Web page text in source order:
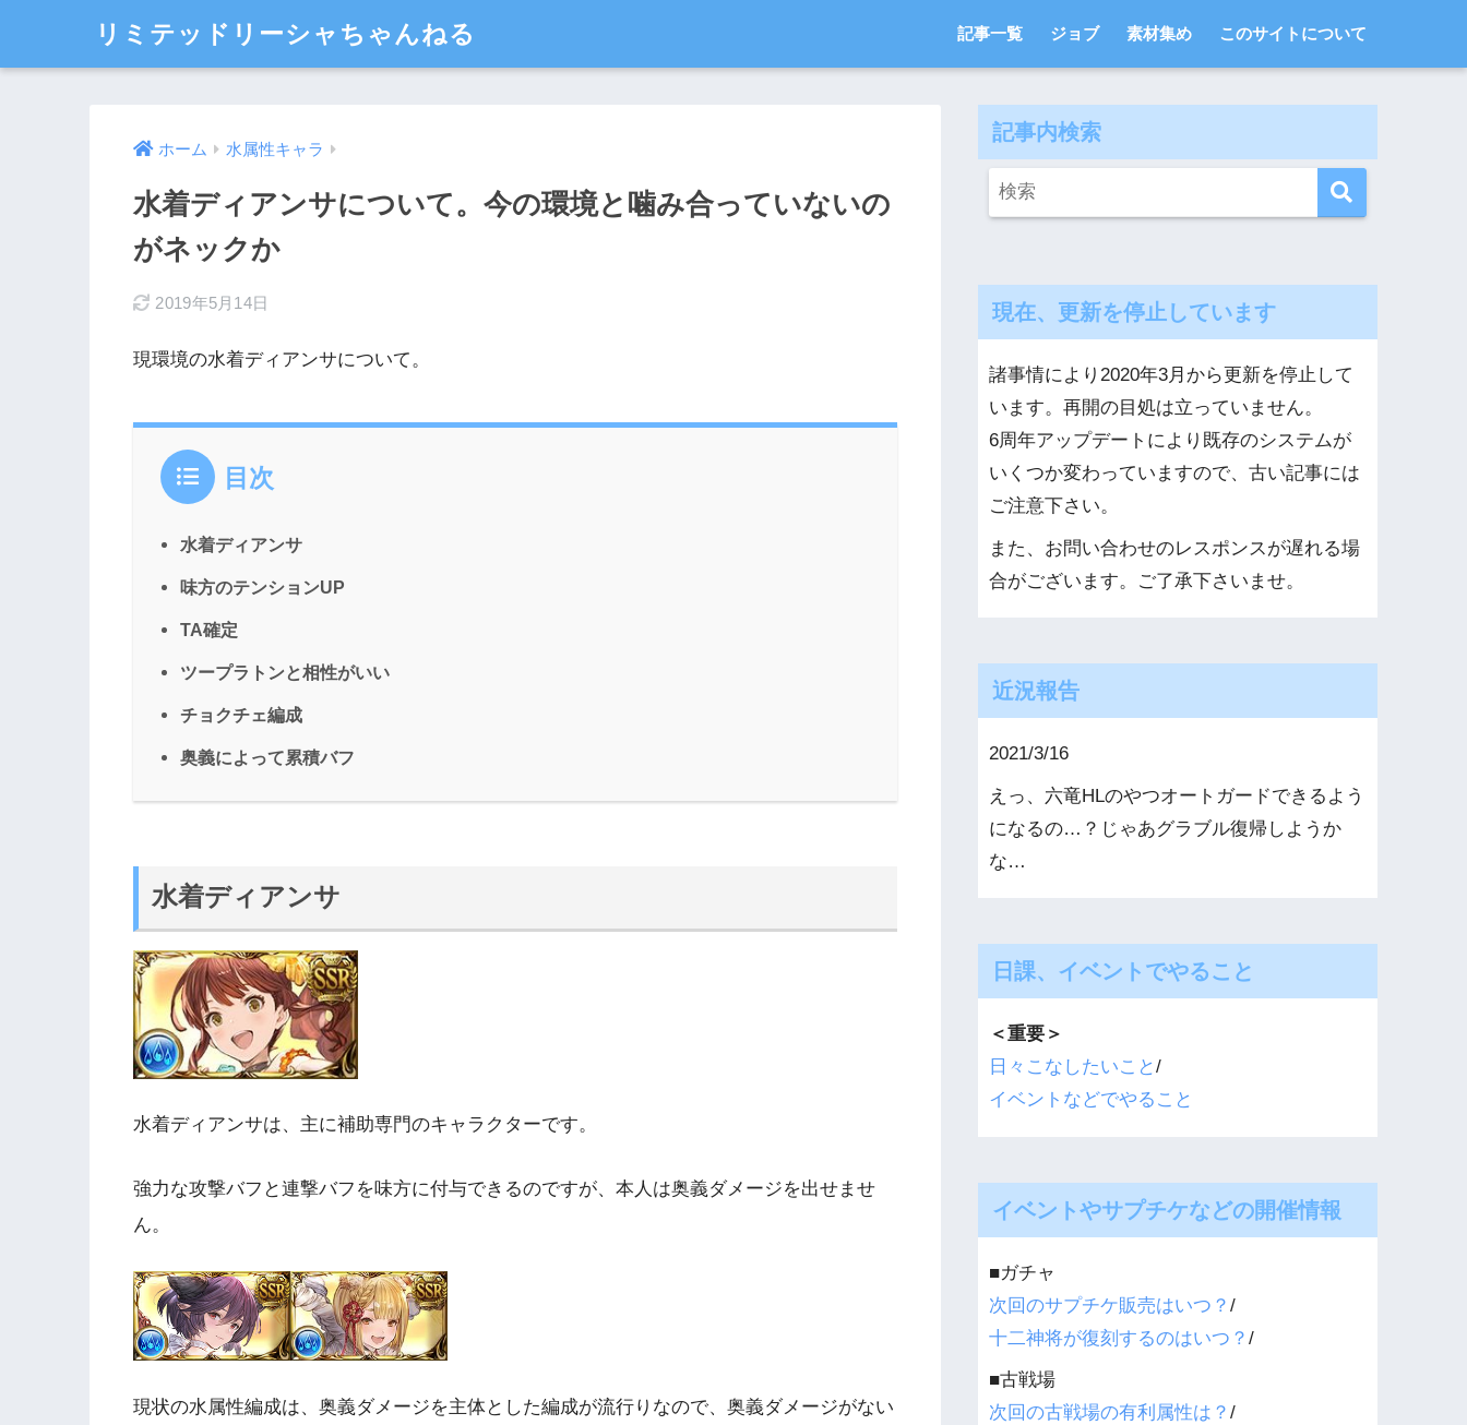
リミテッドリーシャちゃんねる 記事一覧 ジョブ 素材集め このサイトについて
ホーム 水属性キャラ
水着ディアンサについて。今の環境と噛み合っていないの
がネックか
2019年5月14日
現環境の水着ディアンサについて。
目次
水着ディアンサ
味方のテンションUP
TA確定
ツープラトンと相性がいい
チョクチェ編成
奥義によって累積バフ
水着ディアンサ
水着ディアンサは、 主に補助専門のキャラクターです。
強力な攻撃バフと連撃バフを味方に付与できるのですが、本人は奥義ダメージを出せませ
ん。
現状の水属性編成は、奥義ダメージを主体とした編成が流行りなので、奥義ダメージがない
記事内検索
現在、更新を停止しています
諸事情により2020年3月から更新を停止して
います。再開の目処は立っていません。
6周年アップデートにより既存のシステムが
いくつか変わっていますので、古い記事には
ご注意下さい。
また、お問い合わせのレスポンスが遅れる場
合がございます。ご了承下さいませ。
近況報告
2021/3/16
えっ、六竜HLのやつオートガードできるよう
になるの…？じゃあグラブル復帰しようか
な…
日課、イベントでやること
＜重要＞
日々こなしたいこと/
イベントなどでやること
イベントやサプチケなどの開催情報
■ガチャ
次回のサプチケ販売はいつ？/
十二神将が復刻するのはいつ？/
■古戦場
次回の古戦場の有利属性は？/